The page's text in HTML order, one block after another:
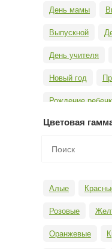
День мамы
Выпускной
День учителя
Новый год
Рождение
Юбилей
Цветовая
Алые
Розовые
Оранжевые